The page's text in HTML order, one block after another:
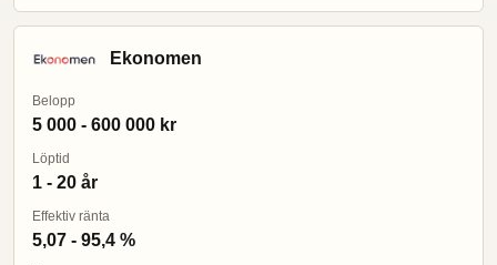
Ekonomen
Belopp
5 000 - 600 000 kr
Löptid
1 - 20 år
Effektiv ränta
5,07 - 95,4 %